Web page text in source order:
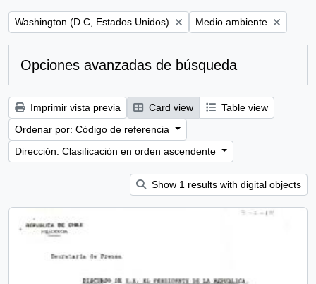
Remove filter:
Washington (D.C, Estados Unidos) Remove filter:
Medio ambiente
Opciones avanzadas de búsqueda
Imprimir vista previa Card view
Table view
Ordenar por: Código de referencia
Dirección: Clasificación en orden ascendente
Show 1 results with digital objects